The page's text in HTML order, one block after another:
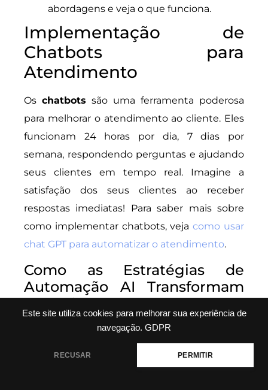
Este site utiliza cookies para melhorar sua experiência de
navegação. GDPR
RECUSAR PERMITIR
abordagens e veja o que funciona.
Implementação de
Chatbots para
Atendimento
Os chatbots são uma ferramenta poderosa
para melhorar o atendimento ao cliente. Eles
funcionam 24 horas por dia, 7 dias por
semana, respondendo perguntas e ajudando
seus clientes em tempo real. Imagine a
satisfação dos seus clientes ao receber
respostas imediatas! Para saber mais sobre
como implementar chatbots, vejacomo usar
chat GPT para automatizar o atendimento.
Como as Estratégias de
Automação AI Transformam
Negócios
A automação com inteligência artificial não é
Vamos ver como isso pode impactar seu